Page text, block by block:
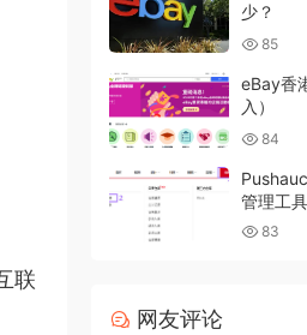
联
少？
85
eBay香
入）
84
管理工具
83
网友评论